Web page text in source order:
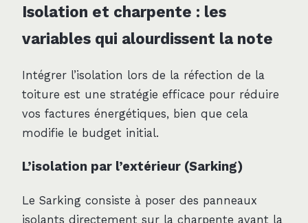
Isolation et charpente : les
variables qui alourdissent la note
Intégrer l’isolation lors de la réfection de la
toiture est une stratégie efficace pour réduire
vos factures énergétiques, bien que cela
modifie le budget initial.
L’isolation par l’extérieur (Sarking)
Le Sarking consiste à poser des panneaux
isolants directement sur la charpente avant la